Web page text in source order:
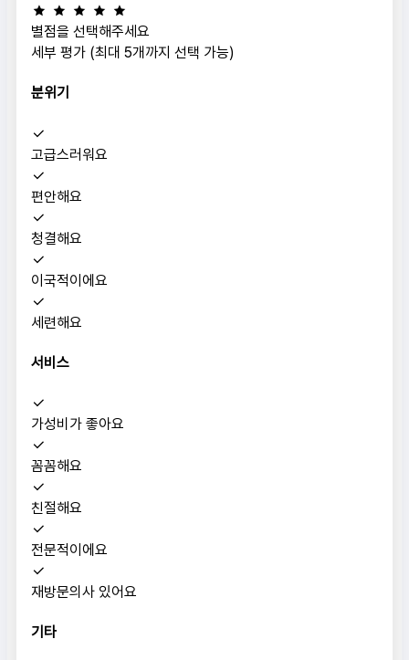
별점을 선택해주세요
세부 평가 (최대 5개까지 선택 가능)
분위기
고급스러워요
편안해요
청결해요
이국적이에요
세련해요
서비스
가성비가 좋아요
꼼꼼해요
친절해요
전문적이에요
재방문의사 있어요
기타